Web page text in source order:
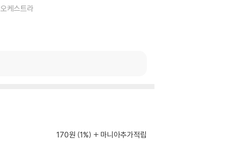
오케스트라
170원 (1%) 마니아추가적립